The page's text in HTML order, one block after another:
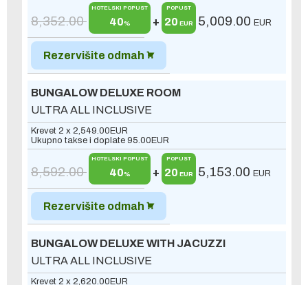
8,352.00
HOTELSKI POPUST
40% +
POPUST
20 EUR 5,009.00 EUR
Rezervišite odmah
BUNGALOW DELUXE ROOM
ULTRA ALL INCLUSIVE
Krevet 2 x 2,549.00EUR
Ukupno takse i doplate 95.00EUR
8,592.00
HOTELSKI POPUST
40% +
POPUST
20 EUR 5,153.00 EUR
Rezervišite odmah
BUNGALOW DELUXE WITH JACUZZI
ULTRA ALL INCLUSIVE
Krevet 2 x 2,620.00EUR